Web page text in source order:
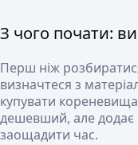
З чого почати:
Перш ніж
визначтеся з
купувати
дешевший, але додає
заощадити час.